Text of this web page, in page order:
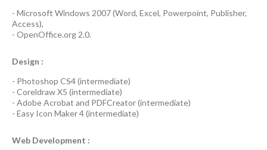
- Microsoft Windows 2007(Word, Excel, Powerpoint, Publisher,
Access),
- OpenOffice.org 2.0.
Design :
- Photoshop CS4(intermediate)
- Coreldraw X5 (intermediate)
- Adobe Acrobat and PDFCreator(intermediate)
- Easy Icon Maker 4(intermediate)
Web Development :